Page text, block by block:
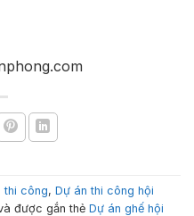
thi công, Dự án thi công hội
được gắn thẻ Dự án ghế hội